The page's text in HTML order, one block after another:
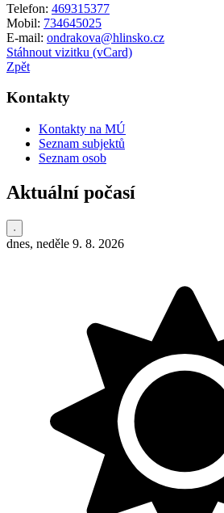
Telefon: 469315377
Mobil: 734645025
E-mail: ondrakova@hlinsko.cz
Stáhnout vizitku (vCard)
Zpět
Kontakty
Kontakty na MÚ
Seznam subjektů
Seznam osob
Aktuální počasí
dnes, neděle 9. 8. 2026